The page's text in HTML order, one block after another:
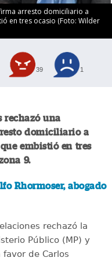
arresto domiciliario a
en tres ocasio (Foto: Wilder
39 1
rechazó una
domiciliario a
embistió en tres
9.
Rhormoser, abogado
rechazó la
Público (MP) y
de Carlos